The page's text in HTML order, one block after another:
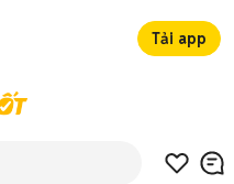
Tải app